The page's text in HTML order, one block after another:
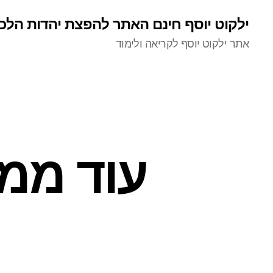
ילקוט יוסף חינם האתר להפצת יהדות
אתר ילקוט יוסף לקריאה ולימוד
עוד